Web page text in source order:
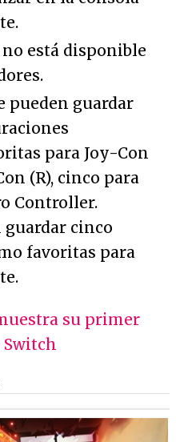
está disponible
pueden guardar
para Joy-Con
(R), cinco para
Controller.
guardar cinco
favoritas para
su primer